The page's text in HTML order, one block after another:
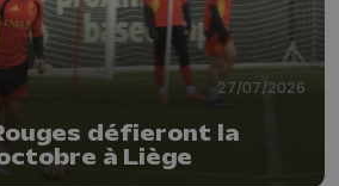
27/07/2026
défieront la
à Liège